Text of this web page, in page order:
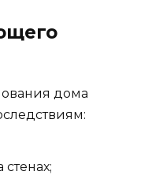
дома